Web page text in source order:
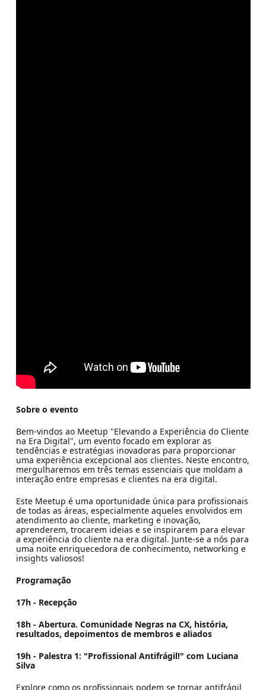
Sobre o evento
Bem-vindos ao Meetup "Elevando a Experiência do Cliente
na Era Digital", um evento focado em explorar as
tendências e estratégias inovadoras para proporcionar
uma experiência excepcional aos clientes. Neste encontro,
mergulharemos em três temas essenciais que moldam a
interação entre empresas e clientes na era digital.
Este Meetup é uma oportunidade única para profissionais
de todas as áreas, especialmente aqueles envolvidos em
atendimento ao cliente, marketing e inovação,
aprenderem, trocarem ideias e se inspirarem para elevar
a experiência do cliente na era digital. Junte-se a nós para
uma noite enriquecedora de conhecimento, networking e
insights valiosos!
Programação
17h - Recepção
18h - Abertura. Comunidade Negras na CX, história,
resultados, depoimentos de membros e aliados
19h - Palestra 1: "Profissional Antifrágil!" com Luciana
Silva
Explore como os profissionais podem se tornar antifrágil